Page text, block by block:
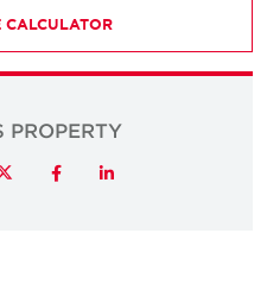
CALCULATOR
PROPERTY
LinkedIn
Facebook